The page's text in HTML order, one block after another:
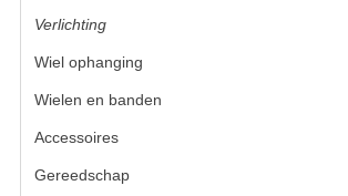
Verlichting(15)
Wiel ophanging
Wielen en banden
Accessoires(73)
Gereedschap(15)